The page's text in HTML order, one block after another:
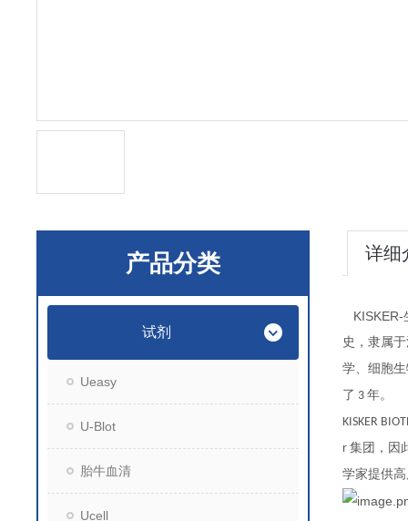
产品分类
试剂
Ueasy
U-Blot
胎牛血清
Ucell
详细
KISKER-
史，隶属
学、细胞
了 3 年。
KISKER
r 集团，因
学家提供